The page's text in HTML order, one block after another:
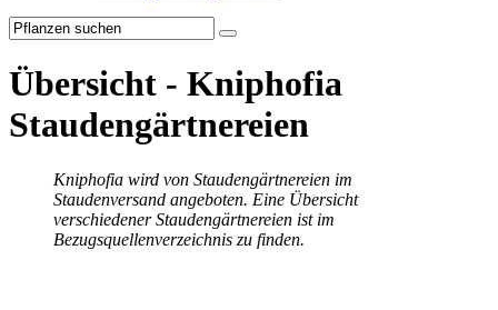
Übersicht - Kniphofia
Staudengärtnereien
Kniphofia wird von Staudengärtnereien im
Staudenversand angeboten. Eine Übersicht
verschiedener Staudengärtnereien ist im
Bezugsquellenverzeichnis zu finden.